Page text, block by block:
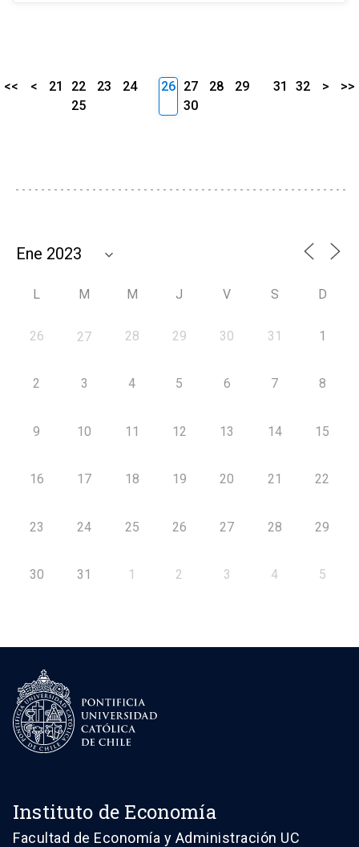
<< < 21 22 23
24
25
26 27 28
29
30
31 32 > >>
L M M J V S D
26 27 28 29 30 31 1
2 3 4 5 6 7 8
9 10 11 12 13 14 15
16 17 18 19 20 21 22
23 24 25 26 27 28 29
30 31 1 2 3 4 5
Instituto de Economía
Facultad de Economía y Administración UC